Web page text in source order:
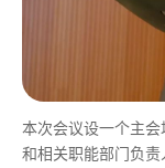
本次会议设一个主
和相关职能部门负责